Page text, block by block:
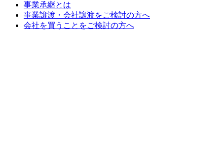
事業承継とは
事業譲渡・会社譲渡をご検討の方へ
会社を買うことをご検討の方へ